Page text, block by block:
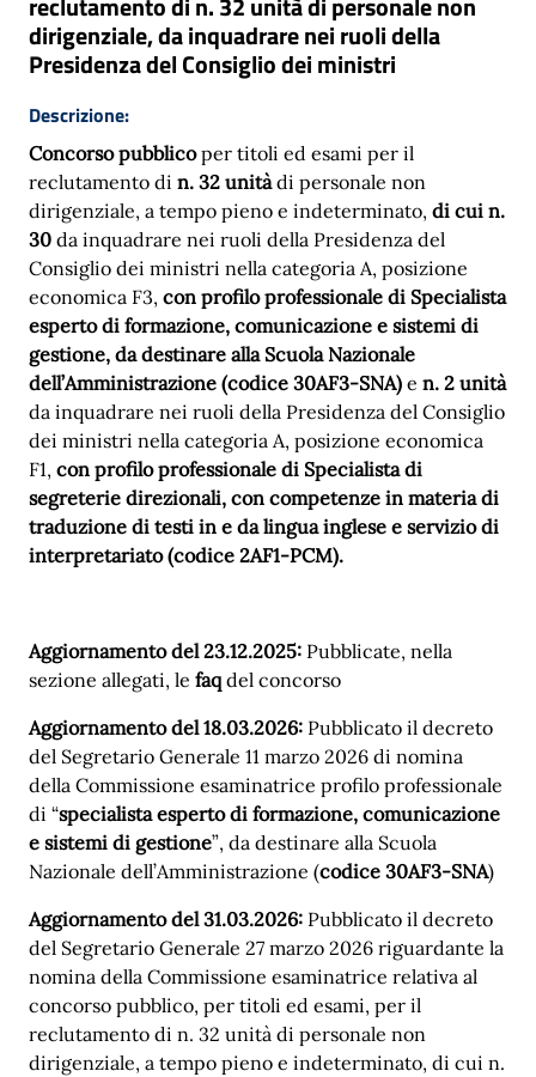
dirigenziale, da inquadrare nei ruoli della
Presidenza del Consiglio dei ministri
Descrizione:
Concorso pubblicoper titoli ed esami per il
reclutamento di n. 32 unitàdi personale non
dirigenziale, a tempo pieno e indeterminato, di cui n.
30 da inquadrare nei ruoli della Presidenza del
Consiglio dei ministri nella categoria A, posizione
economica F3, con profilo professionale di Specialista
esperto di formazione, comunicazione e sistemi di
gestione, da destinare alla Scuola Nazionale
dell’Amministrazione (codice 30AF3-SNA) e n. 2 unità
da inquadrare nei ruoli della Presidenza del Consiglio
dei ministri nella categoria A, posizione economica
F1, con profilo professionale di Specialista di
segreterie direzionali, con competenze in materia di
traduzione di testi in e da lingua inglese e servizio di
interpretariato (codice 2AF1-PCM).
Aggiornamento del 23.12.2025: Pubblicate, nella
sezione allegati, le faq del concorso
Aggiornamento del 18.03.2026: Pubblicato il decreto
del Segretario Generale 11 marzo 2026 di nomina
della Commissione esaminatrice profilo professionale
di “specialista esperto di formazione, comunicazione
e sistemi di gestione”, da destinare alla Scuola
Nazionale dell’Amministrazione (codice 30AF3-SNA)
Aggiornamento del 31.03.2026: Pubblicato il decreto
del Segretario Generale 27 marzo 2026 riguardante la
nomina della Commissione esaminatrice relativa al
concorso pubblico, per titoli ed esami, per il
reclutamento di n. 32 unità di personale non
dirigenziale, a tempo pieno e indeterminato, di cui n.